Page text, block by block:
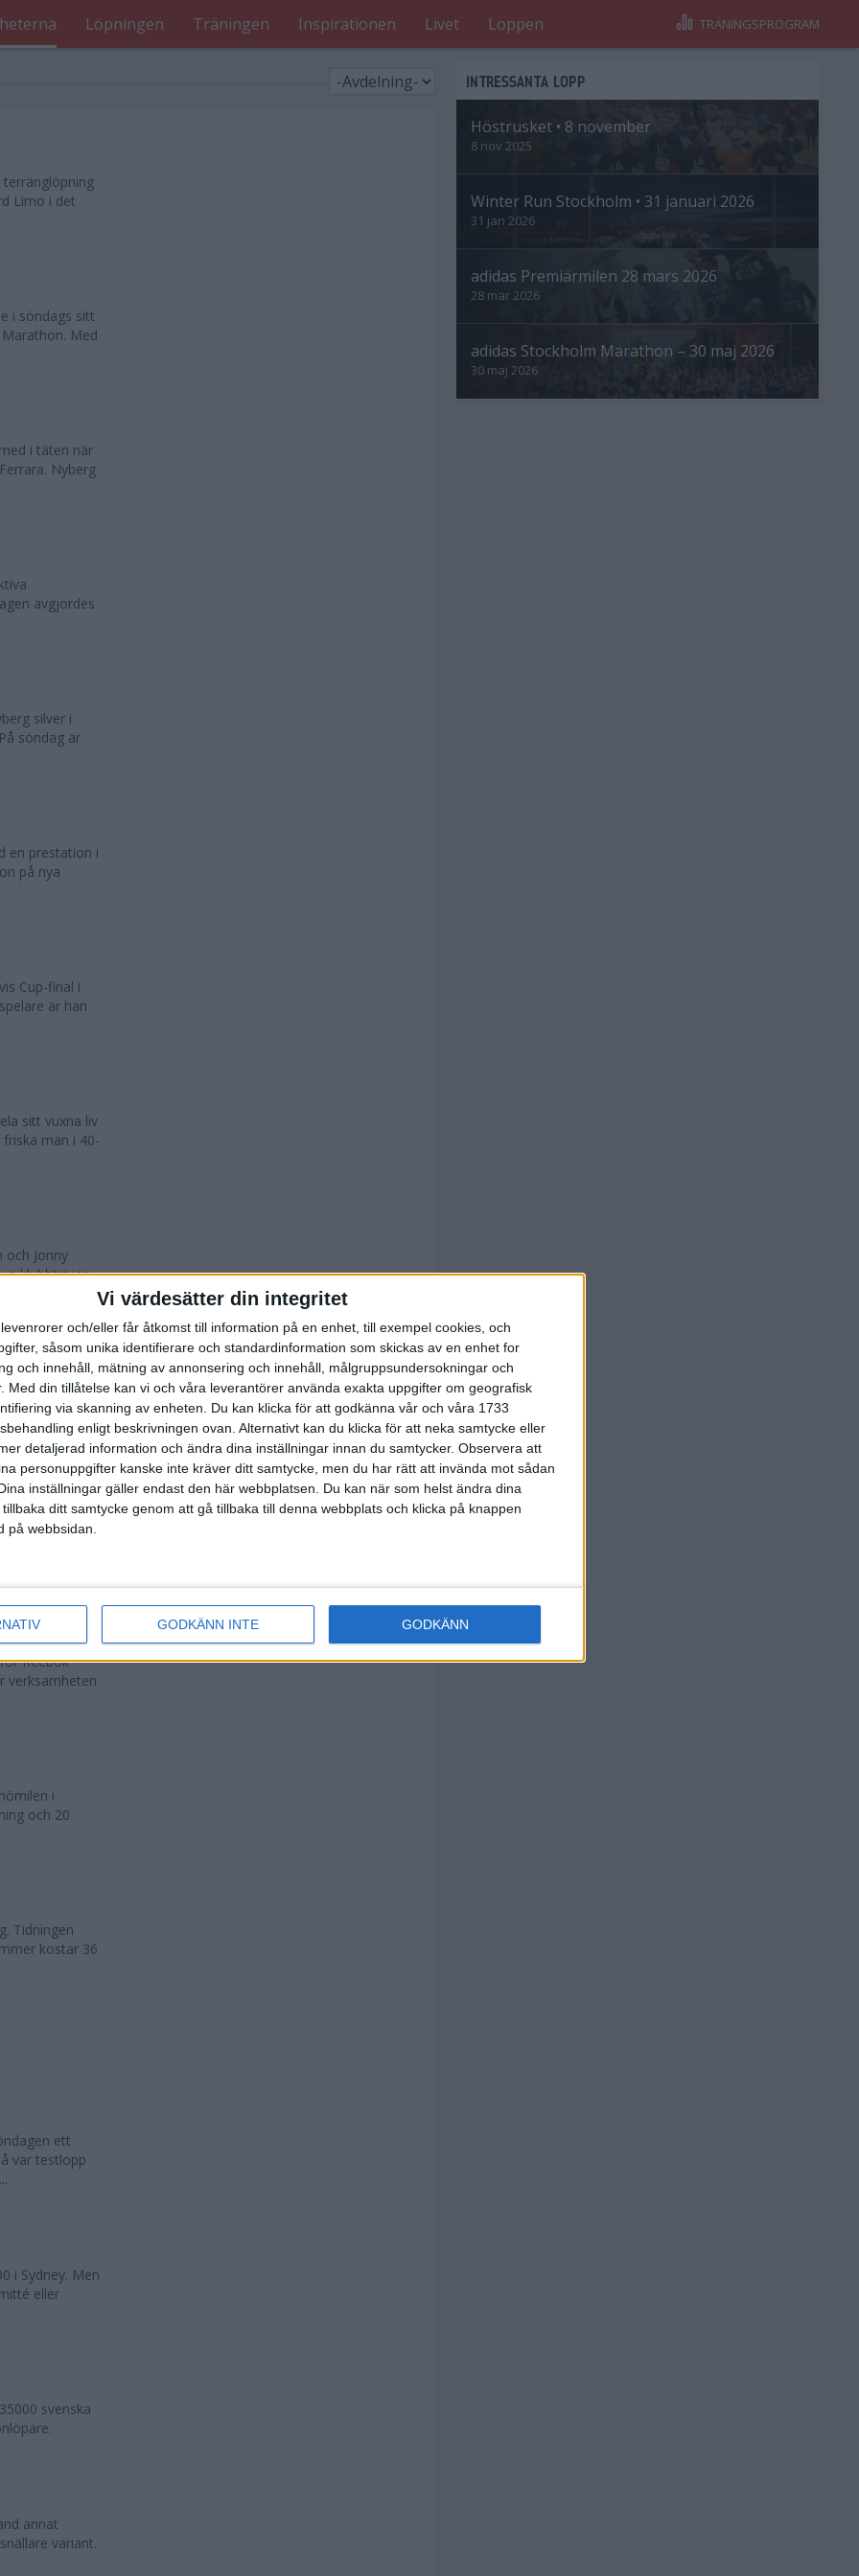
Vi värdesätter din integritet
och/eller får åtkomst till information på en enhet, till exempel cookies, och
såsom unika identifierare och standardinformation som skickas av en enhet for
och innehåll, mätning av annonsering och innehåll, målgruppsundersokningar och
Med din tillåtelse kan vi och våra leverantörer använda exakta uppgifter om geografisk
via skanning av enheten. Du kan klicka för att godkänna vår och våra 1733
enligt beskrivningen ovan. Alternativt kan du klicka för att neka samtycke eller
detaljerad information och ändra dina inställningar innan du samtycker. Observera att
personuppgifter kanske inte kräver ditt samtycke, men du har rätt att invända mot sådan
inställningar gäller endast den här webbplatsen. Du kan när som helst ändra dina
ditt samtycke genom att gå tillbaka till denna webbplats och klicka på knappen
på webbsidan.
GODKÄNN INTE GODKÄNN
Löpningen Träningen Inspirationen Livet Loppen TRÄNINGSPROGRAM
terränglöpning
Limo i det
i söndags sitt
Med
i täten när
Nyberg
avgjordes
silver i
söndag är
en prestation i
på nya
Cup-final i
är han
sitt vuxna liv
män i 40-
och Jonny
klubbtröjor.
firade sin
OS år
styrelse.
Reebok
verksamheten
i
och 20
Tidningen
kostar 36
ett
var testlopp
i Sydney. Men
eller
svenska
annat
variant.
INTRESSANTA LOPP
Höstrusket • 8 november
8 nov 2025
Winter Run Stockholm • 31 januari 2026
31 jan 2026
adidas Premiärmilen 28 mars 2026
28 mar 2026
adidas Stockholm Marathon – 30 maj 2026
30 maj 2026